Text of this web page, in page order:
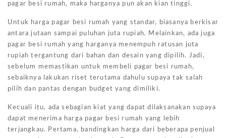
pagar besi rumah, maka harganya pun akan kian tinggi.
Untuk harga pagar besi rumah yang standar, biasanya berkisar
antara jutaan sampai puluhan juta rupiah. Melainkan, ada juga
pagar besi rumah yang harganya menempuh ratusan juta
rupiah tergantung dari bahan dan desain yang dipilih. Jadi,
sebelum memastikan untuk membeli pagar besi rumah,
sebaiknya lakukan riset terutama dahulu supaya tak salah
pilih dan pantas dengan budget yang dimiliki.
Kecuali itu, ada sebagian kiat yang dapat dilaksanakan supaya
dapat menerima harga pagar besi rumah yang lebih
terjangkau. Pertama, bandingkan harga dari beberapa penjual